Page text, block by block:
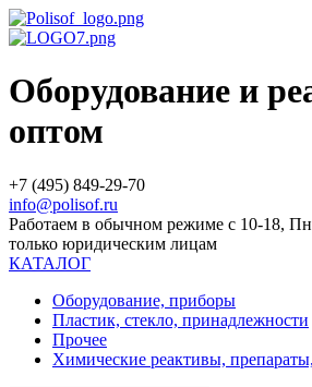
Оборудование и
оптом
+7 (495) 849-29-70
info@polisof.ru
Работаем в обычном режиме с 10-18,
только юридическим лицам
КАТАЛОГ
Оборудование, приборы
Пластик, стекло, принадлежности
Прочее
Химические реактивы,